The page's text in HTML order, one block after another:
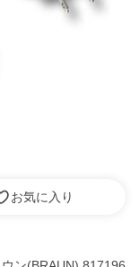
お気に入り